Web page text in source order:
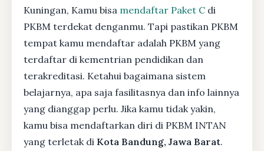
Kuningan, Kamu bisa mendaftar Paket C di
PKBM terdekat denganmu. Tapi pastikan PKBM
tempat kamu mendaftar adalah PKBM yang
terdaftar di kementrian pendidikan dan
terakreditasi. Ketahui bagaimana sistem
belajarnya, apa saja fasilitasnya dan info lainnya
yang dianggap perlu. Jika kamu tidak yakin,
kamu bisa mendaftarkan diri di PKBM INTAN
yang terletak di Kota Bandung, Jawa Barat.